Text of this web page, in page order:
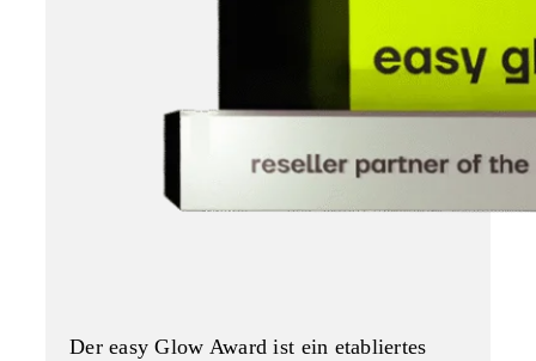
Dereasy Glow Award ist ein etabliertes